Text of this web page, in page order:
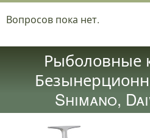
Вопросов пока нет.
Рыболовные
Shimano,